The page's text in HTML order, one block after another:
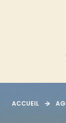
ACCUEIL